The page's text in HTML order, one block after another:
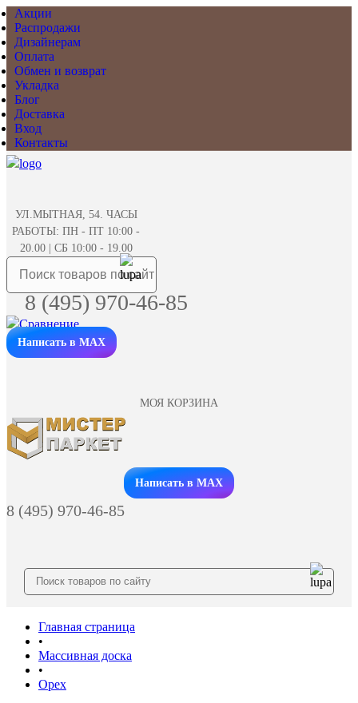
Акции
Распродажи
Дизайнерам
Оплата
Обмен и возврат
Укладка
Блог
Доставка
Вход
Контакты
УЛ.МЫТНАЯ, 54. ЧАСЫ
РАБОТЫ: ПН - ПТ 10:00 -
20.00 | СБ 10:00 - 19.00
8 (495) 970-46-85
Написать в MAX
МОЯ КОРЗИНА
Заказать звонок
Написать в MAX
8 (495) 970-46-85
Главная страница
•
Массивная доска
•
Орех